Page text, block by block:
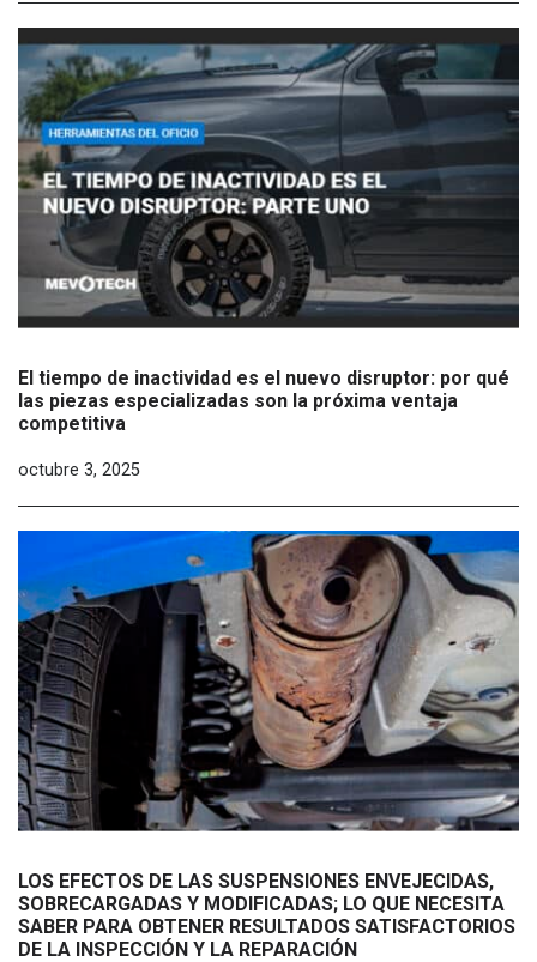
El tiempo de inactividad es el nuevo disruptor: por qué
las piezas especializadas son la próxima ventaja
competitiva
octubre 3, 2025
LOS EFECTOS DE LAS SUSPENSIONES ENVEJECIDAS,
SOBRECARGADAS Y MODIFICADAS; LO QUE NECESITA
SABER PARA OBTENER RESULTADOS SATISFACTORIOS
DE LA INSPECCIÓN Y LA REPARACIÓN